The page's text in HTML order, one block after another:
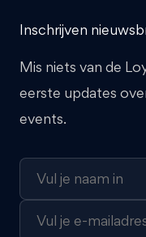
Inschrijven
Mis niets van de
eerste updates
events.